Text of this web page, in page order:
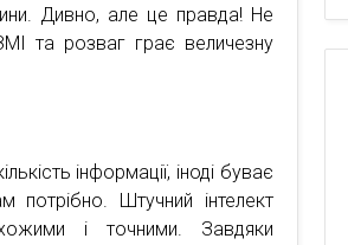
Дивно, але це правда! Не
та розваг грає величезну
інформації, іноді буває
Штучний інтелект
і точними. Завдяки